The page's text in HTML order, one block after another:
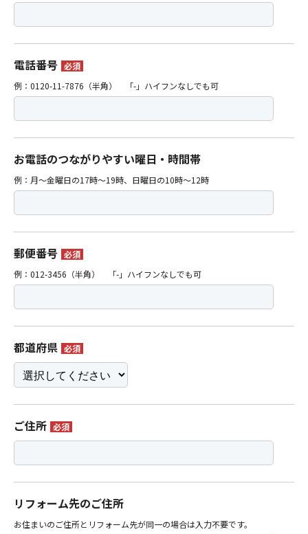
電話番号 必須
例：0120-11-7876（半角） 「-」ハイフンなしでも可
お電話のつながりやすい曜日・時間帯
例：月〜金曜日の17時〜19時、日曜日の10時〜12時
郵便番号 必須
例：012-3456（半角） 「-」ハイフンなしでも可
都道府県 必須
ご住所 必須
リフォーム先のご住所
お住まいのご住所とリフォーム先が同一の場合は入力不要です。